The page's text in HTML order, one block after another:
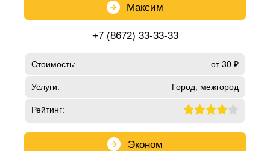
Максим
+7 (8672) 33-33-33
Стоимость: от 30 ₽
Услуги: Город, межгород
Рейтинг:
Эконом